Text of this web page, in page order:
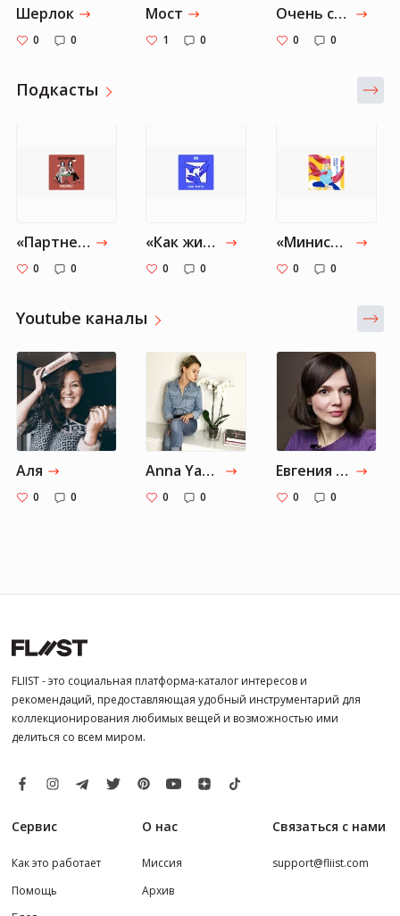
Шерлок
0 0
Мост
1 0
Очень странные дела
0 0
Подкасты
‎«Партнерский материал» в Apple Podcasts
0 0
‎«Как жить» в Apple Podcasts
0 0
‎«Министерство любви» в Apple Podcasts
0 0
Youtube каналы
Аля
0 0
Anna Yakimenko
0 0
Евгения Стрелецкая
0 0
FLIIST - это социальная платформа-каталог интересов и
рекомендаций, предоставляющая удобный инструментарий для
коллекционирования любимых вещей и возможностью ими
делиться со всем миром.
Сервис
Как это работает
Помощь
О нас
Миссия
Архив
Связаться с нами
support@fliist.com